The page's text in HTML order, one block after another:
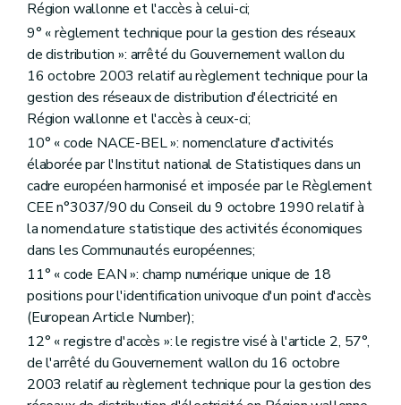
Région wallonne et l'accès à celui-ci;
9° « règlement technique pour la gestion des réseaux
de distribution »: arrêté du Gouvernement wallon du
16 octobre 2003 relatif au règlement technique pour la
gestion des réseaux de distribution d'électricité en
Région wallonne et l'accès à ceux-ci;
10° « code NACE-BEL »: nomenclature d'activités
élaborée par l'Institut national de Statistiques dans un
cadre européen harmonisé et imposée par le Règlement
CEE n°3037/90 du Conseil du 9 octobre 1990 relatif à
la nomenclature statistique des activités économiques
dans les Communautés européennes;
11° « code EAN »: champ numérique unique de 18
positions pour l'identification univoque d'un point d'accès
(European Article Number);
12° « registre d'accès »: le registre visé à l'article 2, 57°,
de l'arrêté du Gouvernement wallon du 16 octobre
2003 relatif au règlement technique pour la gestion des